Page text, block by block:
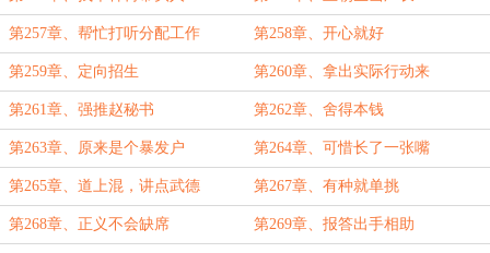
第257章、帮忙打听分配工作 第258章、开心就好
第259章、定向招生 第260章、拿出实际行动来
第261章、强推赵秘书 第262章、舍得本钱
第263章、原来是个暴发户 第264章、可惜长了一张嘴
第265章、道上混，讲点武德 第267章、有种就单挑
第268章、正义不会缺席 第269章、报答出手相助